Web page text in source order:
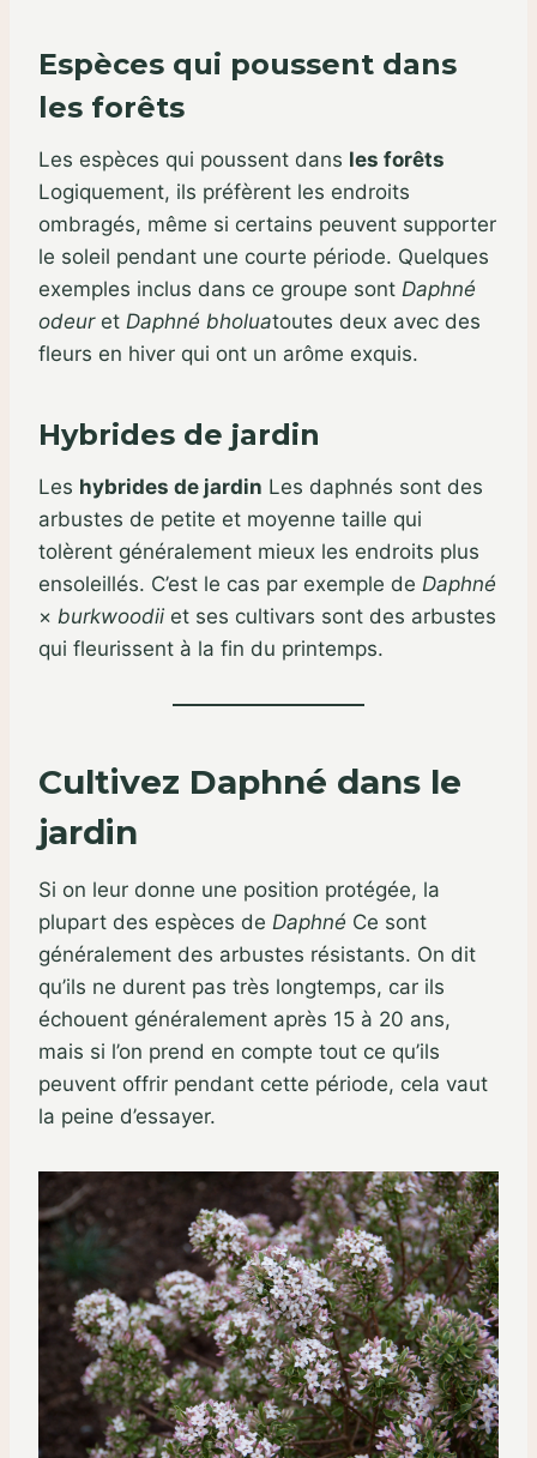
Espèces qui poussent dans
les forêts
Les espèces qui poussent dans les forêts
Logiquement, ils préfèrent les endroits
ombragés, même si certains peuvent supporter
le soleil pendant une courte période. Quelques
exemples inclus dans ce groupe sont Daphné
odeuret Daphné bholuatoutes deux avec des
fleurs en hiver qui ont un arôme exquis.
Hybrides de jardin
Les hybrides de jardin Les daphnés sont des
arbustes de petite et moyenne taille qui
tolèrent généralement mieux les endroits plus
ensoleillés. C’est le cas par exemple de Daphné
× burkwoodii et ses cultivars sont des arbustes
qui fleurissent à la fin du printemps.
Cultivez Daphné dans le
jardin
Si on leur donne une position protégée, la
plupart des espèces de Daphné Ce sont
généralement des arbustes résistants. On dit
qu’ils ne durent pas très longtemps, car ils
échouent généralement après 15 à 20 ans,
mais si l’on prend en compte tout ce qu’ils
peuvent offrir pendant cette période, cela vaut
la peine d’essayer.